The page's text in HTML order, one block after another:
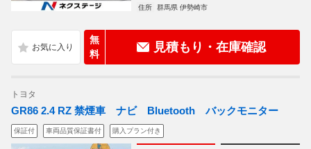
住所
群馬県 伊勢崎市
無
料
見積もり・在庫確認
トヨタ
GR86 2.4 RZ 禁煙車 ナビ Bluetooth バックモニター
保証付 車両品質保証書付 購入プラン付き